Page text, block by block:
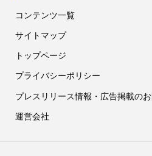
コンテンツ一覧
サイトマップ
トップページ
プライバシーポリシー
プレスリリース情報・広告掲載の
運営会社